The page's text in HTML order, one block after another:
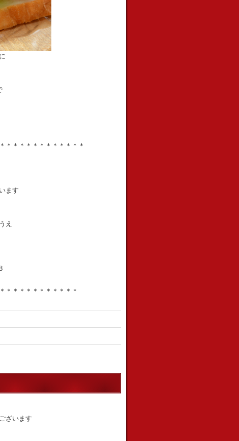
＊＊＊＊＊＊＊＊＊＊＊＊
ます
え
＊＊＊＊＊＊＊＊＊＊＊
ざいます